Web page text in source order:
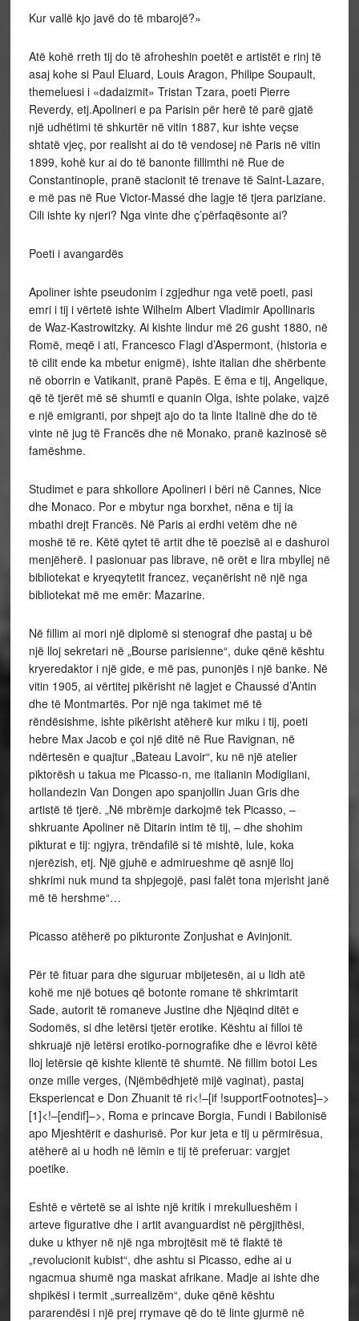
Kur vallë kjo javë do të mbarojë?»
Atë kohë rreth tij do të afroheshin poetët e artistët e rinj të
asaj kohe si Paul Eluard, Louis Aragon, Philipe Soupault,
themeluesi i «dadaizmit» Tristan Tzara, poeti Pierre
Reverdy, etj.Apolineri e pa Parisin për herë të parë gjatë
një udhëtimi të shkurtër në vitin 1887, kur ishte veçse
shtatë vjeç, por realisht ai do të vendosej në Paris në vitin
1899, kohë kur ai do të banonte fillimthi në Rue de
Constantinople, pranë stacionit të trenave të Saint-Lazare,
e më pas në Rue Victor-Massé dhe lagje të tjera pariziane.
Cili ishte ky njeri? Nga vinte dhe ç’përfaqësonte ai?
Poeti i avangardës
Apoliner ishte pseudonim i zgjedhur nga vetë poeti, pasi
emri i tij i vërtetë ishte Wilhelm Albert Vladimir Apollinaris
de Waz-Kastrowitzky. Ai kishte lindur më 26 gusht 1880, në
Romë, meqë i ati, Francesco Flagi d’Aspermont, (historia e
të cilit ende ka mbetur enigmë), ishte italian dhe shërbente
në oborrin e Vatikanit, pranë Papës. E ëma e tij, Angelique,
që të tjerët më së shumti e quanin Olga, ishte polake, vajzë
e një emigranti, por shpejt ajo do ta linte Italinë dhe do të
vinte në jug të Francës dhe në Monako, pranë kazinosë së
famëshme.
Studimet e para shkollore Apolineri i bëri në Cannes, Nice
dhe Monaco. Por e mbytur nga borxhet, nëna e tij ia
mbathi drejt Francës. Në Paris ai erdhi vetëm dhe në
moshë të re. Këtë qytet të artit dhe të poezisë ai e dashuroi
menjëherë. I pasionuar pas librave, në orët e lira mbyllej në
bibliotekat e kryeqytetit francez, veçanërisht në një nga
bibliotekat më me emër: Mazarine.
Në fillim ai mori një diplomë si stenograf dhe pastaj u bë
një lloj sekretari në „Bourse parisienne“, duke qënë kështu
kryeredaktor i një gide, e më pas, punonjës i një banke. Në
vitin 1905, ai vërtitej pikërisht në lagjet e Chaussé d’Antin
dhe të Montmartës. Por një nga takimet më të
rëndësishme, ishte pikërisht atëherë kur miku i tij, poeti
hebre Max Jacob e çoi një ditë në Rue Ravignan, në
ndërtesën e quajtur „Bateau Lavoir“, ku në një atelier
piktorësh u takua me Picasso-n, me italianin Modigliani,
hollandezin Van Dongen apo spanjollin Juan Gris dhe
artistë të tjerë. „Në mbrëmje darkojmë tek Picasso, –
shkruante Apoliner në Ditarin intim të tij, – dhe shohim
pikturat e tij: ngjyra, trëndafilë si të mishtë, lule, koka
njerëzish, etj. Një gjuhë e admirueshme që asnjë lloj
shkrimi nuk mund ta shpjegojë, pasi falët tona mjerisht janë
më të hershme“…
Picasso atëherë po pikturonte Zonjushat e Avinjonit.
Për të fituar para dhe siguruar mbijetesën, ai u lidh atë
kohë me një botues që botonte romane të shkrimtarit
Sade, autorit të romaneve Justine dhe Njëqind ditët e
Sodomës, si dhe letërsi tjetër erotike. Kështu ai filloi të
shkruajë një letërsi erotiko-pornografike dhe e lëvroi këtë
lloj letërsie që kishte klientë të shumtë. Në fillim botoi Les
onze mille verges, (Njëmbëdhjetë mijë vaginat), pastaj
Eksperiencat e Don Zhuanit të ri<!–[if !supportFootnotes]–>
[1]<!–[endif]–>, Roma e princave Borgia, Fundi i Babilonisë
apo Mjeshtërit e dashurisë. Por kur jeta e tij u përmirësua,
atëherë ai u hodh në lëmin e tij të preferuar: vargjet
poetike.
Eshtë e vërtetë se ai ishte një kritik i mrekullueshëm i
arteve figurative dhe i artit avanguardist në përgjithësi,
duke u kthyer në një nga mbrojtësit më të flaktë të
„revolucionit kubist“, dhe ashtu si Picasso, edhe ai u
ngacmua shumë nga maskat afrikane. Madje ai ishte dhe
shpikësi i termit „surrealizëm“, duke qënë kështu
pararendësi i një prej rrymave që do të linte gjurmë në